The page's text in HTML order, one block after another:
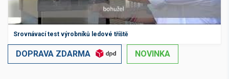
Srovnávací test výrobníků ledové tříště
DOPRAVA ZDARMA NOVINKA